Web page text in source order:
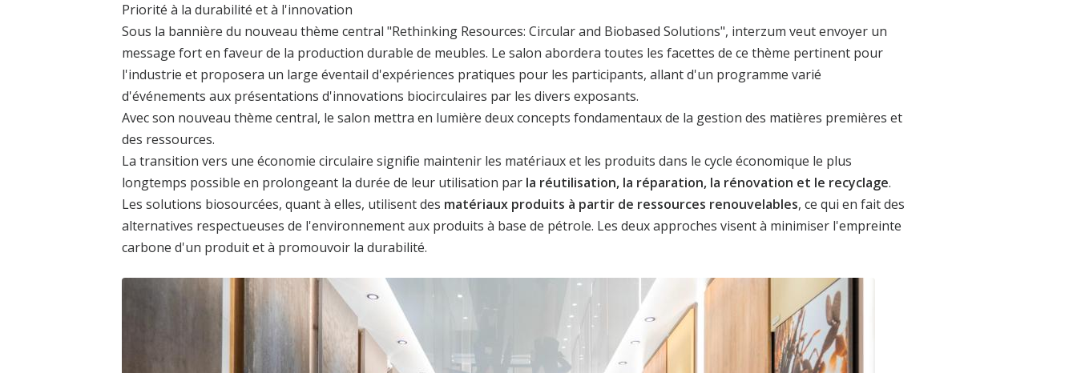
Priorité à la durabilité et à l'innovation
Sous la bannière du nouveau thème central "Rethinking Resources: Circular and Biobased Solutions", interzum veut envoyer un
message fort en faveur de la production durable de meubles. Le salon abordera toutes les facettes de ce thème pertinent pour
l'industrie et proposera un large éventail d'expériences pratiques pour les participants, allant d'un programme varié
d'événements aux présentations d'innovations biocirculaires par les divers exposants.
Avec son nouveau thème central, le salon mettra en lumière deux concepts fondamentaux de la gestion des matières premières et
des ressources.
La transition vers une économie circulaire signifie maintenir les matériaux et les produits dans le cycle économique le plus
longtemps possible en prolongeant la durée de leur utilisation par la réutilisation, la réparation, la rénovation et le recyclage.
Les solutions biosourcées, quant à elles, utilisent des matériaux produits à partir de ressources renouvelables, ce qui en fait des
alternatives respectueuses de l'environnement aux produits à base de pétrole. Les deux approches visent à minimiser l'empreinte
carbone d'un produit et à promouvoir la durabilité.